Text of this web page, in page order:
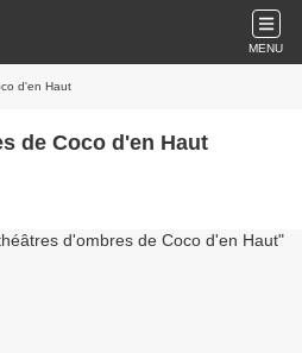
MENU
d'en Haut
de Coco d'en Haut